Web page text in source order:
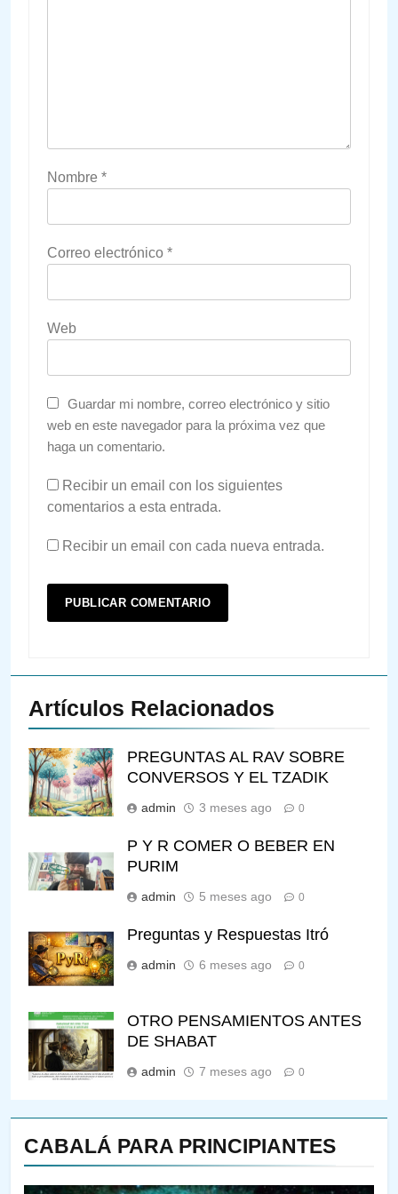
CABALÁ PARA PRINCIPIANTES
Nombre *
Correo electrónico *
Web
Guardar mi nombre, correo electrónico y sitio
web en este navegador para la próxima vez que
haga un comentario.
Recibir un email con los siguientes
comentarios a esta entrada.
Recibir un email con cada nueva entrada.
Artículos Relacionados
PREGUNTAS AL RAV SOBRE
CONVERSOS Y EL TZADIK
admin 3 meses ago 0
P Y R COMER O BEBER EN
PURIM
admin 5 meses ago 0
Preguntas y Respuestas Itró
admin 6 meses ago 0
OTRO PENSAMIENTOS ANTES
DE SHABAT
admin 7 meses ago 0